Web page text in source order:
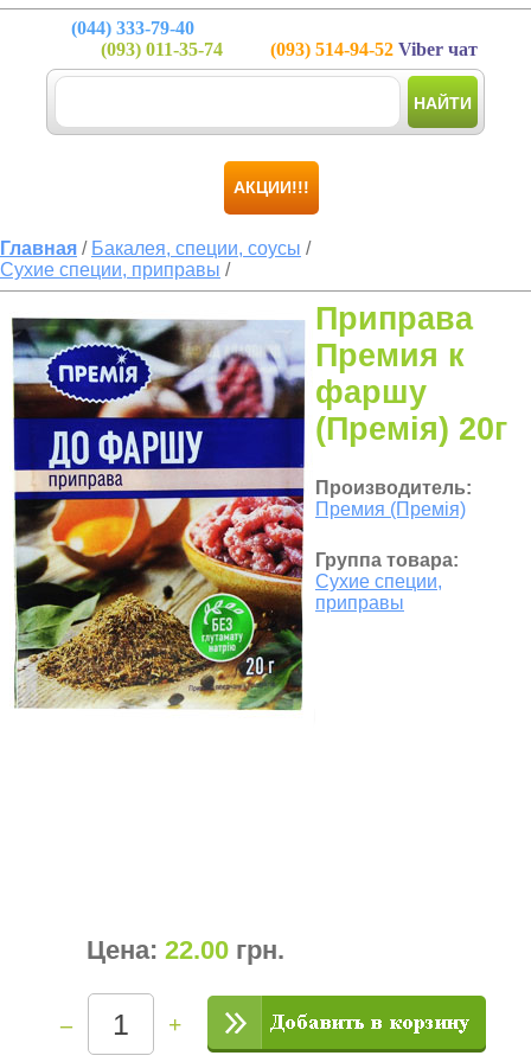
(044) 333-79-40
(093) 011-35-74 (093) 514-94-52 Viber чат
НАЙТИ
АКЦИИ!!!
Главная / Бакалея, специи, соусы /
Сухие специи, приправы /
Приправа
Премия к
фаршу
(Премія) 20г
Производитель:
Премия (Премія)
Группа товара:
Сухие специи,
приправы
Цена: 22.00 грн.
– +